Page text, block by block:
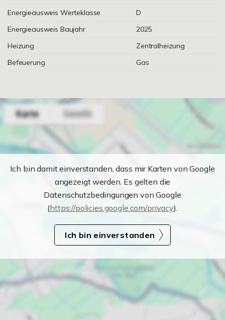
Energieausweis Werteklasse
D
Energieausweis Baujahr
2025
Heizung
Zentralheizung
Befeuerung
Gas
Ich bin damit einverstanden, dass mir Karten von Google
angezeigt werden. Es gelten die
Datenschutzbedingungen von Google
(https://policies.google.com/privacy).
Ich bin einverstanden